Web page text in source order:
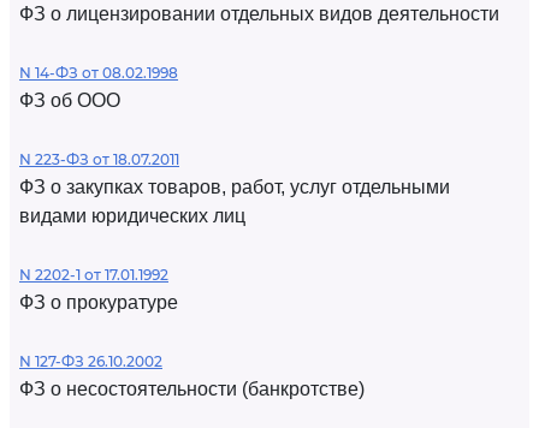
ФЗ о лицензировании отдельных видов деятельности
N 14-ФЗ от 08.02.1998
ФЗ об ООО
N 223-ФЗ от 18.07.2011
ФЗ о закупках товаров, работ, услуг отдельными
видами юридических лиц
N 2202-1 от 17.01.1992
ФЗ о прокуратуре
N 127-ФЗ 26.10.2002
ФЗ о несостоятельности (банкротстве)